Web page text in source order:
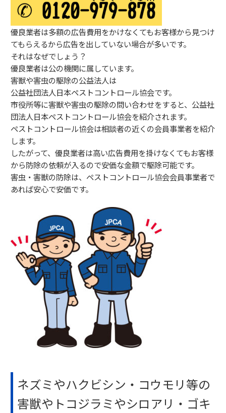
優良業者は多額の広告費用をかけなくてもお客様から見つけ
てもらえるから広告を出していない場合が多いです。
それはなぜでしょう？
優良業者は公の機関に属しています。
害獣や害虫の駆除の公益法人は
公益社団法人日本ペストコントロール協会です。
市役所等に害獣や害虫の駆除の問い合わせをすると、公益社
団法人日本ペストコントロール協会を紹介されます。
ペストコントロール協会は相談者の近くの会員事業者を紹介
します。
したがって、優良業者は高い広告費用を掛けなくてもお客様
から防除の依頼が入るので安価な金額で駆除可能です。
害虫・害獣の防除は、ペストコントロール協会会員事業者で
あれば安心で安価です。
ネズミやハクビシン・コウモリ等の
害獣やトコジラミやシロアリ・ゴキ